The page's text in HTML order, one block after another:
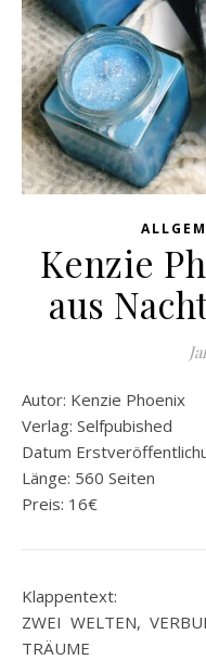
Kenzie
aus
Autor: Kenzie Phoenix
Verlag: Selfpubished
Datum
Länge: 560 Seiten
Preis: 16€
Klappentext:
ZWEI WELTEN,
TRÄUME